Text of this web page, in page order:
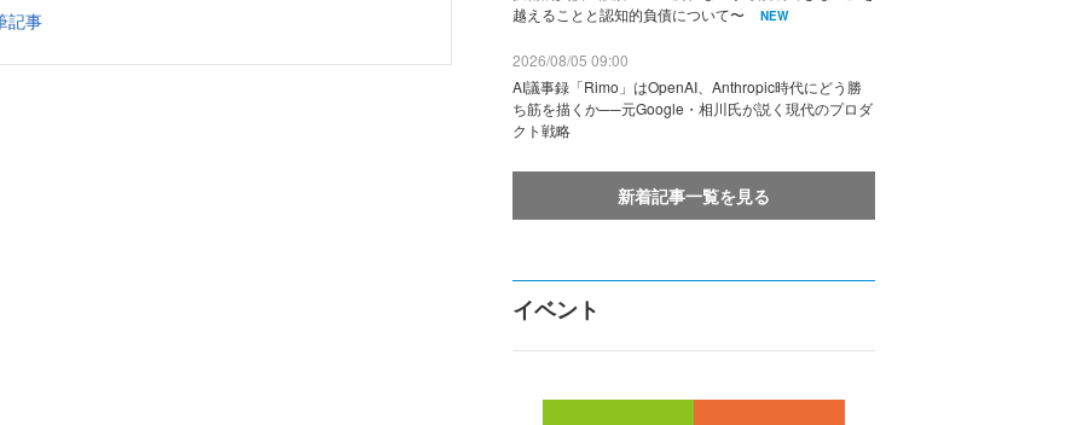
記事
越えることと認知的負債について〜
NEW
2026/08/05 09:00
AI議事録「Rimo」はOpenAI、Anthropic時代にどう勝
ち筋を描くか──元Google・相川氏が説く現代のプロダ
クト戦略
新着記事一覧を見る
イベント